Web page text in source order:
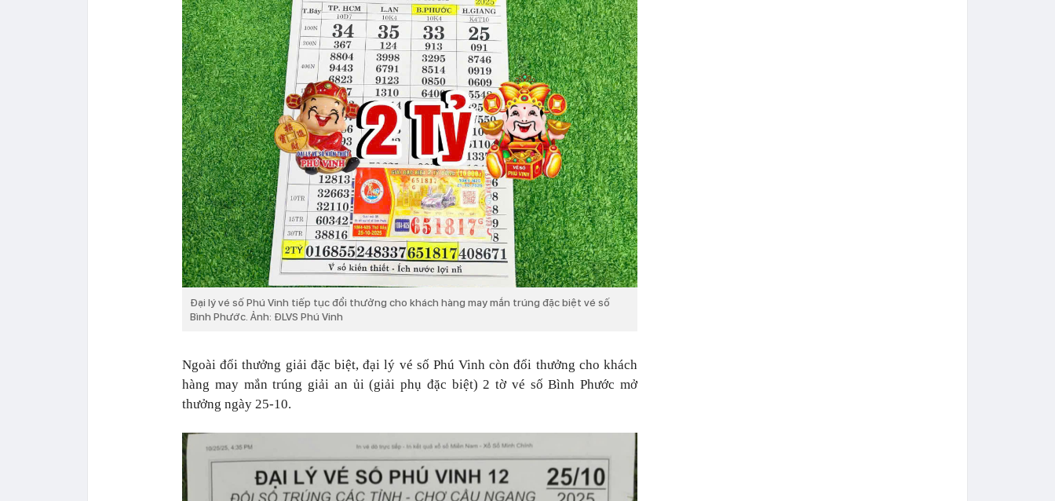
Đại lý vé số Phú Vinh tiếp tục đổi thưởng cho khách hàng may mắn trúng đặc biệt vé số
Bình Phước. Ảnh: ĐLVS Phú Vinh
Ngoài đổi thưởng giải đặc biệt, đại lý vé số Phú Vinh còn đổi thưởng cho khách
hàng may mắn trúng giải an ủi (giải phụ đặc biệt) 2 tờ vé số Bình Phước mở
thưởng ngày 25-10.